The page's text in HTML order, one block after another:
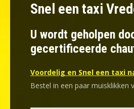
Snel een taxi
U wordt geholpen
gecertificeerde
Voordelig en Snel een taxi
Bestel in een paar muisklikken